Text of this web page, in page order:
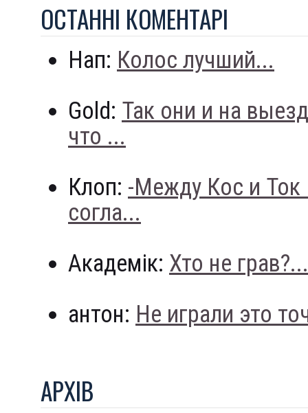
ОСТАННI КОМЕНТАРI
Нап: Колос лучший...
Gold: Так они и на
что ...
Клоп: -Между Кос и
согла...
Академік: Хто не грав?...
антон: Не играли это
АРХIВ